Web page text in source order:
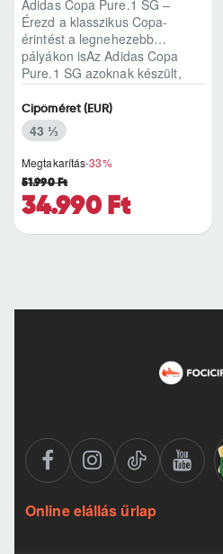
Adidas Copa Pure.1 SG –
Érezd a klasszikus Copa-
érintést a legnehezebb
pályákon isAz Adidas Copa
Pure.1 SG azoknak készült,
akik esőben, felázott füvö..
Megtakarítás-33%
34.990 Ft
51.990 Ft
Cipőméret (EUR)
43 ⅓
Online elállás űrlap